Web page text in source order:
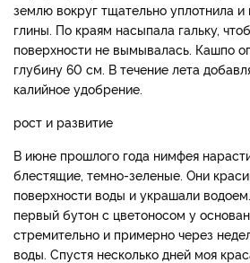
землю вокруг тщательно уплотнила
глины. По краям насыпала гальку,
поверхности не вымывалась. Кашпо
глубину 60 см. В течение лета
калийное удобрение.
рост и развитие
В июне прошлого года нимфея
блестящие, темно-зеленые. Они
поверхности воды и украшали
первый бутон с цветоносом у
стремительно и примерно через
воды. Спустя несколько дней моя